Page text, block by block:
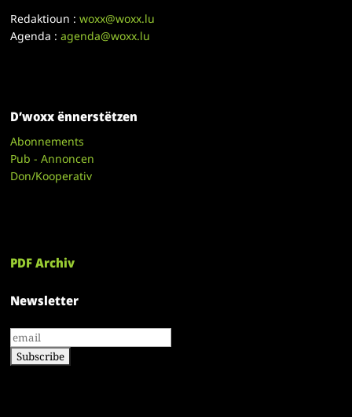
Redaktioun :woxx@woxx.lu
Agenda :agenda@woxx.lu
D’woxx ënnerstëtzen
Abonnements
Pub - Annoncen
Don/Kooperativ
PDF Archiv
Newsletter